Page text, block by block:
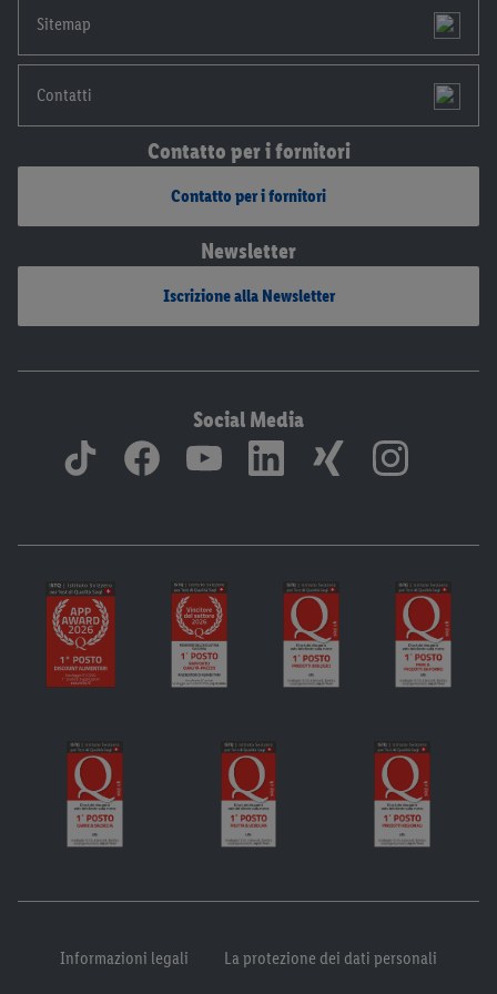
Sitemap
Contatti
Contatto per i fornitori
Contatto per i fornitori
Newsletter
Iscrizione alla Newsletter
Social Media
Informazioni legali
La protezione dei dati personali